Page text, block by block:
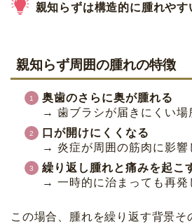
親知らずは構造的に腫れやす
親知らず周囲の腫れの特徴
奥歯のさらに奥が腫れる
→ 歯ブラシが届きにくい場
口が開けにくくなる
→ 炎症が周囲の筋肉に影響
繰り返し腫れと痛みを起こ
→ 一時的に治まっても再発
この場合、腫れを繰り返す背景そ